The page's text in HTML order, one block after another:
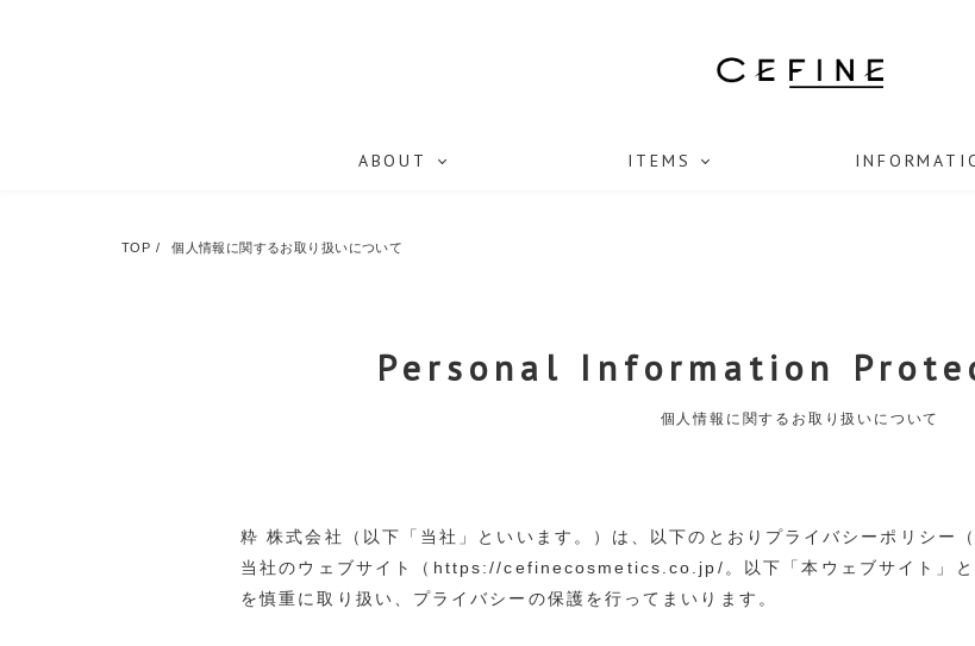
ABOUT ITEMS
TOP 個人情報に関するお取り扱いについて
Personal Information
個人情報に関するお取り扱いについて
粋 株式会社（以下「当社」といいます。）は、以下のとおりプライバシーポリシー
当社のウェブサイト（https://cefinecosmetics.co.jp/。以下「本ウェブサイト」と
を慎重に取り扱い、プライバシーの保護を行ってまいります。